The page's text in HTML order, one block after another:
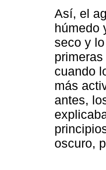
Así, el
húmedo
seco y
cuando
más
antes,
oscuro,